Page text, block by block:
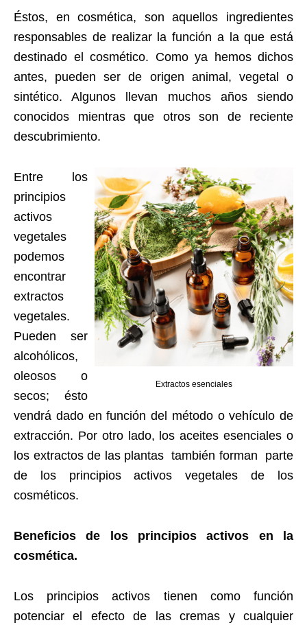
Éstos, en cosmética, son aquellos ingredientes
responsables de realizar la función a la que está
destinado el cosmético. Como ya hemos dichos
antes, pueden ser de origen animal, vegetal o
sintético. Algunos llevan muchos años siendo
conocidos mientras que otros son de reciente
descubrimiento.
Extractos esenciales
Entre los
principios
activos
vegetales
podemos
encontrar
extractos
vegetales.
Pueden ser
alcohólicos,
oleosos o
secos; ésto
vendrá dado en función del método o vehículo de
extracción. Por otro lado, los aceites esenciales o
los extractos de las plantas también forman
parte
de los principios activos vegetales de los
cosméticos.
Beneficios de los principios activos en la
cosmética.
Los principios activos tienen como función
potenciar el efecto de las cremas y cualquier